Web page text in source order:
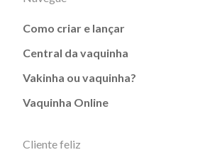
Como criar e lançar
Central da vaquinha
Vakinha ou vaquinha?
Vaquinha Online
Cliente feliz